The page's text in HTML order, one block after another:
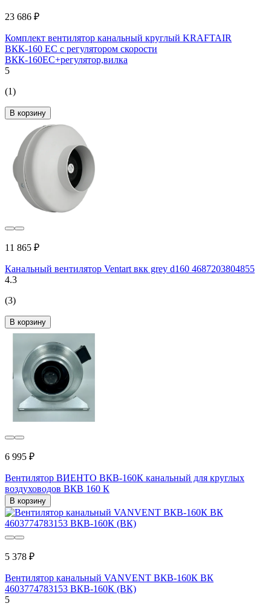
23 686 ₽
Комплект вентилятор канальный круглый KRAFTAIR
ВКК-160 EC с регулятором скорости
ВКК-160EC+регулятор,вилка
5
(1)
В корзину
11 865 ₽
Канальный вентилятор Ventart вкк grey d160 4687203804855
4.3
(3)
В корзину
6 995 ₽
Вентилятор ВИЕНТО ВКВ-160К канальный для круглых
воздуховодов ВКВ 160 К
В корзину
5 378 ₽
Вентилятор канальный VANVENT ВКВ-160К ВК
4603774783153 ВКВ-160К (ВК)
5